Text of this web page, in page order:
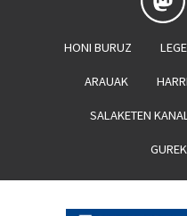
HONI BURUZ
ARAUAK
SALAKETEN